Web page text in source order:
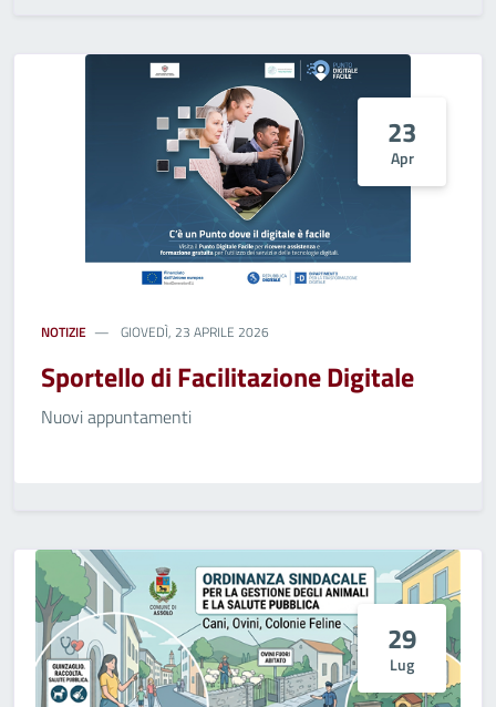
23
Apr
NOTIZIE GIOVEDÌ, 23 APRILE 2026
Sportello di Facilitazione Digitale
Nuovi appuntamenti
29
Lug